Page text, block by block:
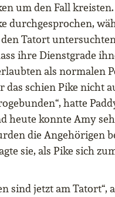
um den Fall
durchgesprochen,
Tatort
ihre Dienstgrade
als normalen
das schien Pike nicht
hatte
heute konnte Amy
die Angehörigen
sie, als Pike sich
sind jetzt am Tatort“,